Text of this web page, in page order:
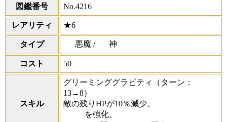
図鑑番号 No.4216
レアリティ ★6
タイプ 悪魔 / 神
コスト 50
スキル
グリーミンググラビティ
（ターン：
13→8）
敵の残りHPが10％減少。
を強化。